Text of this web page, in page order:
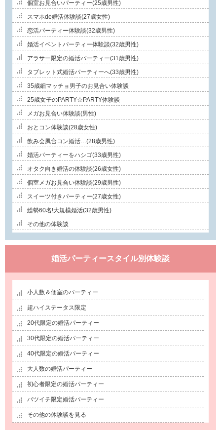
個室お見合いパーティー(25歳男性)
スマホde婚活体験談(27歳女性)
恋活パーティー体験談(32歳男性)
婚活イベントパーティー体験談(32歳男性)
アラサー限定の婚活パーティー(31歳男性)
タブレット式婚活パーティーへ(33歳男性)
35歳細マッチョ男子のお見合い体験談
25歳女子のPARTY☆PARTY体験談
メガお見合い体験談(男性)
おとコン体験談(28歳女性)
飲み会風合コン婚活…(28歳男性)
婚活パーティーをハシゴ(33歳男性)
オタク向き婚活の体験談(26歳女性)
個室メガお見合い体験談(29歳男性)
スイーツ付きパーティー(27歳女性)
総勢60名!大規模婚活(32歳男性)
その他の体験談
婚活パーティースタイル別体験談
小人数＆個室のパーティー
超ハイステータス限定
20代限定の婚活パーティー
30代限定の婚活パーティー
40代限定の婚活パーティー
大人数の婚活パーティー
初心者限定の婚活パーティー
バツイチ限定婚活パーティー
その他の体験談を見る